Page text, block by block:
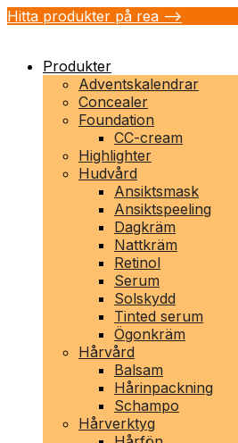
Hitta produkter på rea -->
Produkter
Adventskalendrar
Concealer
Foundation
CC-cream
Highlighter
Hudvård
Ansiktsmask
Ansiktspeeling
Dagkräm
Nattkräm
Retinol
Serum
Solskydd
Tinted serum
Ögonkräm
Hårvård
Balsam
Hårinpackning
Schampo
Hårverktyg